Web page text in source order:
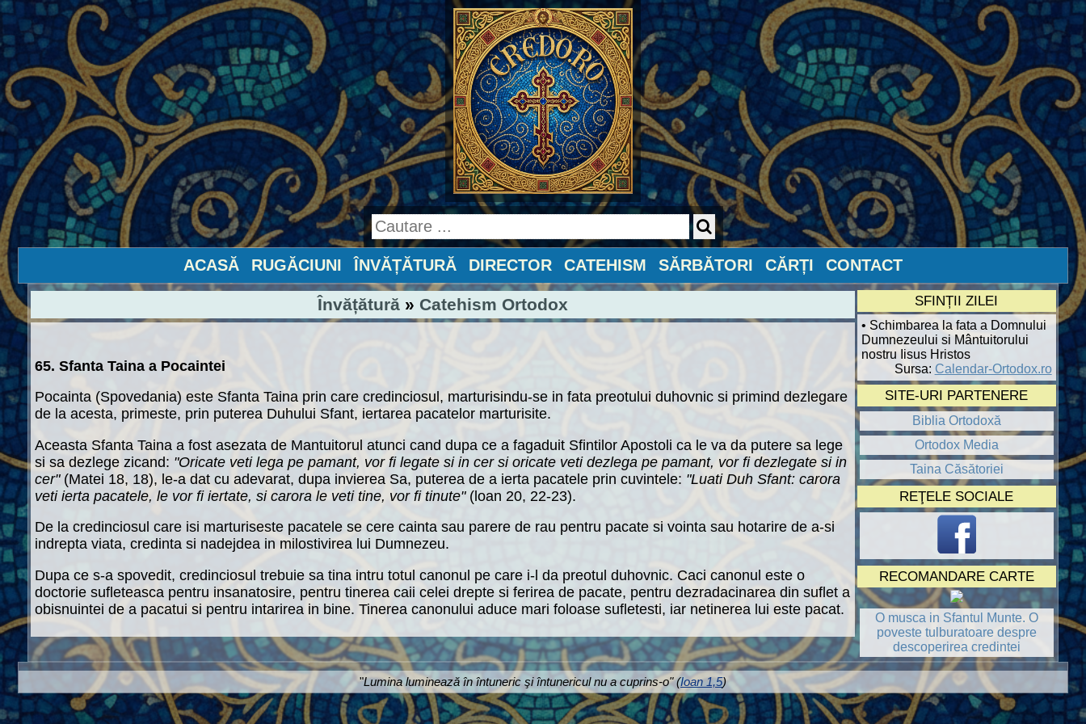
ACASĂ RUGĂCIUNI ÎNVĂȚĂTURĂ DIRECTOR CATEHISM SĂRBĂTORI CĂRȚI CONTACT
Învățătură» Catehism Ortodox
65. Sfanta Taina a Pocaintei
Pocainta (Spovedania) este Sfanta Taina prin care credinciosul, marturisindu-se in fata preotului duhovnic si primind dezlegare
de la acesta, primeste, prin puterea Duhului Sfant, iertarea pacatelor marturisite.
Aceasta Sfanta Taina a fost asezata de Mantuitorul atunci cand dupa ce a fagaduit Sfintilor Apostoli ca le va da putere sa lege
si sa dezlege zicand: "Oricate veti lega pe pamant, vor fi legate si in cer si oricate veti dezlega pe pamant, vor fi dezlegate si in
cer"(Matei 18, 18), le-a dat cu adevarat, dupa invierea Sa, puterea de a ierta pacatele prin cuvintele: "Luati Duh Sfant: carora
veti ierta pacatele, le vor fi iertate, si carora le veti tine, vor fi tinute"(loan 20, 22-23).
De la credinciosul care isi marturiseste pacatele se cere cainta sau parere de rau pentru pacate si vointa sau hotarire de a-si
indrepta viata, credinta si nadejdea in milostivirea lui Dumnezeu.
Dupa ce s-a spovedit, credinciosul trebuie sa tina intru totul canonul pe care i-l da preotul duhovnic. Caci canonul este o
doctorie sufleteasca pentru insanatosire, pentru tinerea caii celei drepte si ferirea de pacate, pentru dezradacinarea din suflet a
obisnuintei de a pacatui si pentru intarirea in bine. Tinerea canonului aduce mari foloase sufletesti, iar netinerea lui este pacat.
SFINȚII ZILEI
• Schimbarea la fata a Domnului
Dumnezeului si Mântuitorului
nostru Iisus Hristos
Sursa: Calendar-Ortodox.ro
SITE-URI PARTENERE
Biblia Ortodoxă
Ortodox Media
Taina Căsătoriei
REŢELE SOCIALE
RECOMANDARE CARTE
O musca in Sfantul Munte. O
poveste tulburatoare despre
descoperirea credintei
"Lumina luminează în întuneric şi întunericul nu a cuprins-o" (Ioan 1,5)